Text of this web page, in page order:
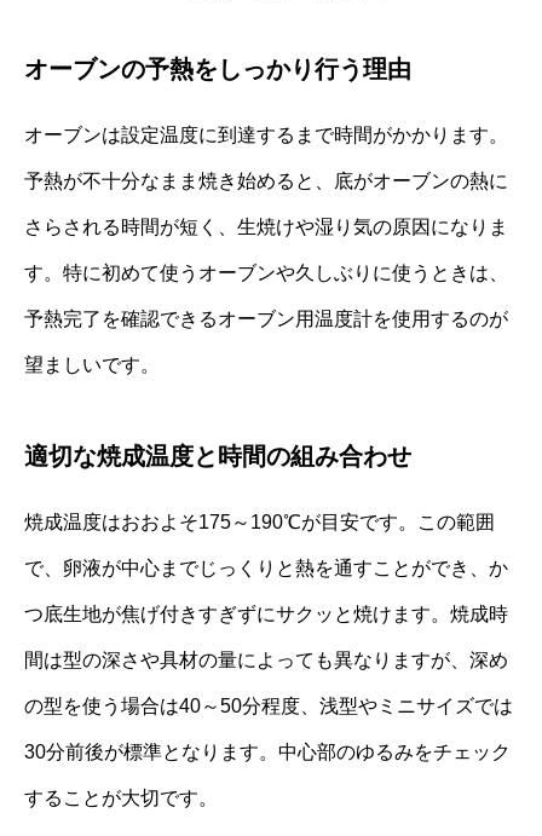
オーブンの予熱をしっかり行う理由
オーブンは設定温度に到達するまで時間がかかります。
予熱が不十分なまま焼き始めると、底がオーブンの熱に
さらされる時間が短く、生焼けや湿り気の原因になりま
す。特に初めて使うオーブンや久しぶりに使うときは、
予熱完了を確認できるオーブン用温度計を使用するのが
望ましいです。
適切な焼成温度と時間の組み合わせ
焼成温度はおおよそ175～190℃が目安です。この範囲
で、卵液が中心までじっくりと熱を通すことができ、か
つ底生地が焦げ付きすぎずにサクッと焼けます。焼成時
間は型の深さや具材の量によっても異なりますが、深め
の型を使う場合は40～50分程度、浅型やミニサイズでは
30分前後が標準となります。中心部のゆるみをチェック
することが大切です。